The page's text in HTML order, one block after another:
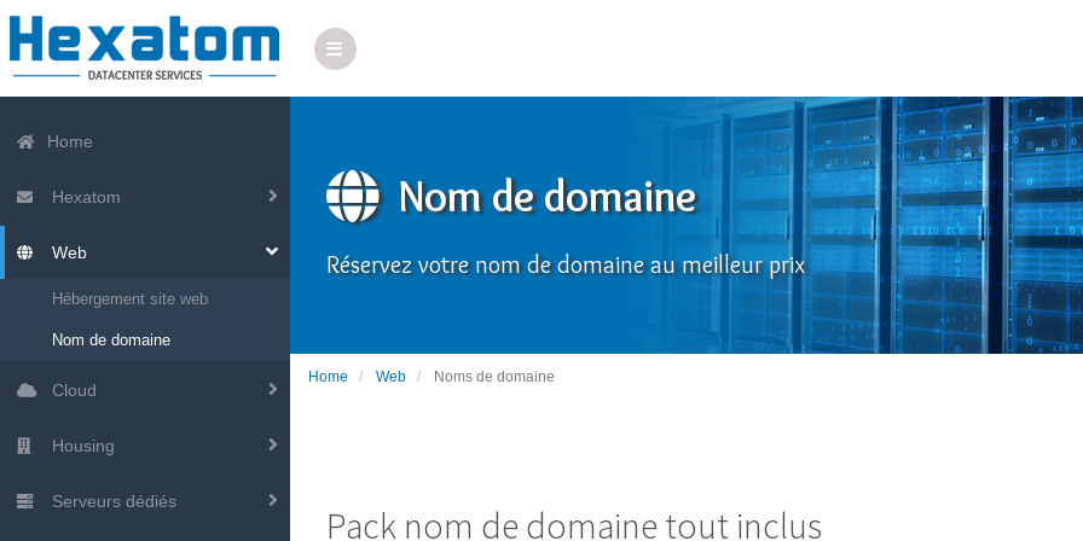
Home
Hexatom
Web
Hébergement site web
Nom de domaine
Cloud
Housing
Serveurs dédiés
Nom de domaine
Réservez votre nom de domaine au meilleur prix
Home Web Noms de domaine
Pack nom de domaine tout inclus